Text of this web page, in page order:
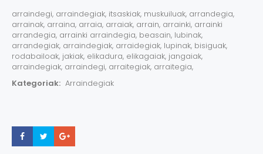
arraindegi, arraindegiak, itsaskiak, muskuiluak, arrandegia,
arrainak, arraina, arraia, arraiak, arrain, arrainki, arrainki
arrandegia, arrainki arraindegia, beasain, lubinak,
arrandegiak, arraindegiak, arraidegiak, lupinak, bisiguak,
rodabailoak, jakiak, elikadura, elikagaiak, jangaiak,
arraindegiak, arraindegi, arraitegiak, arraitegia,
Kategoriak: Arraindegiak
ShareShare